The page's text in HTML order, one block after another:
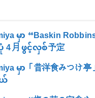
မှာ “Baskin
4月 ဖွင့်လှစ်予定
မှာ「昔洋食みつけ